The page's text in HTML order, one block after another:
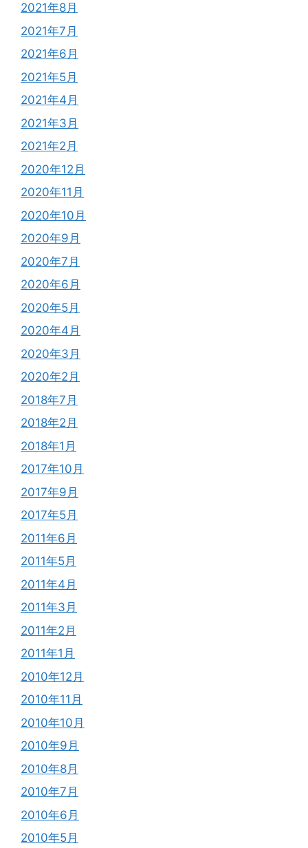
2021年8月
2021年7月
2021年6月
2021年5月
2021年4月
2021年3月
2021年2月
2020年12月
2020年11月
2020年10月
2020年9月
2020年7月
2020年6月
2020年5月
2020年4月
2020年3月
2020年2月
2018年7月
2018年2月
2018年1月
2017年10月
2017年9月
2017年5月
2011年6月
2011年5月
2011年4月
2011年3月
2011年2月
2011年1月
2010年12月
2010年11月
2010年10月
2010年9月
2010年8月
2010年7月
2010年6月
2010年5月